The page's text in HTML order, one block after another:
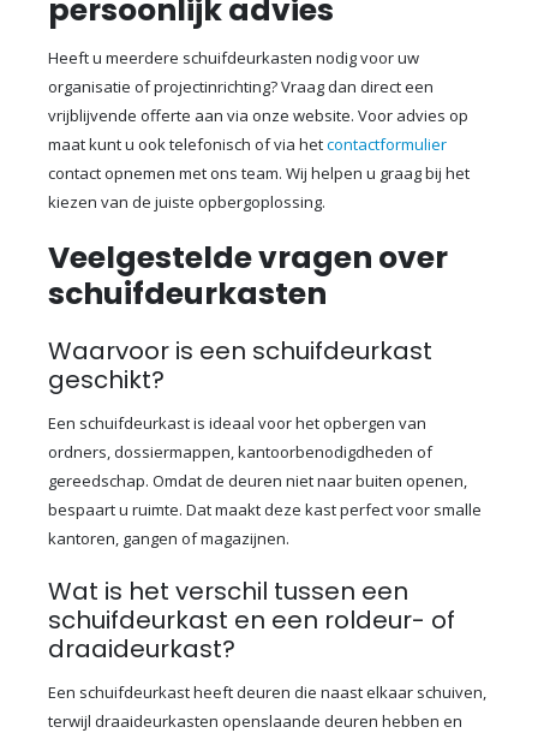
persoonlijk advies
Heeft u meerdere schuifdeurkasten nodig voor uw
organisatie of projectinrichting? Vraag dan direct een
vrijblijvende offerte aan via onze website. Voor advies op
maat kunt u ook telefonisch of via hetcontactformulier
contact opnemen met ons team. Wij helpen u graag bij het
kiezen van de juiste opbergoplossing.
Veelgestelde vragen over
schuifdeurkasten
Waarvoor is een schuifdeurkast
geschikt?
Een schuifdeurkast is ideaal voor het opbergen van
ordners, dossiermappen, kantoorbenodigdheden of
gereedschap. Omdat de deuren niet naar buiten openen,
bespaart u ruimte. Dat maakt deze kast perfect voor smalle
kantoren, gangen of magazijnen.
Wat is het verschil tussen een
schuifdeurkast en een roldeur- of
draaideurkast?
Een schuifdeurkast heeft deuren die naast elkaar schuiven,
terwijl draaideurkasten openslaande deuren hebben en